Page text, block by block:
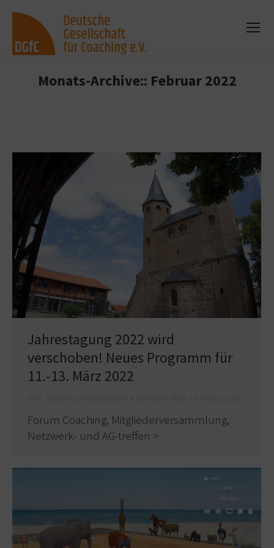
Monats-Archive:: Februar 2022
Jahrestagung 2022 wird
verschoben! Neues Programm für
11.-13. März 2022
Forum Coaching, Mitgliederversammlung,
Netzwerk- und AG-treffen >